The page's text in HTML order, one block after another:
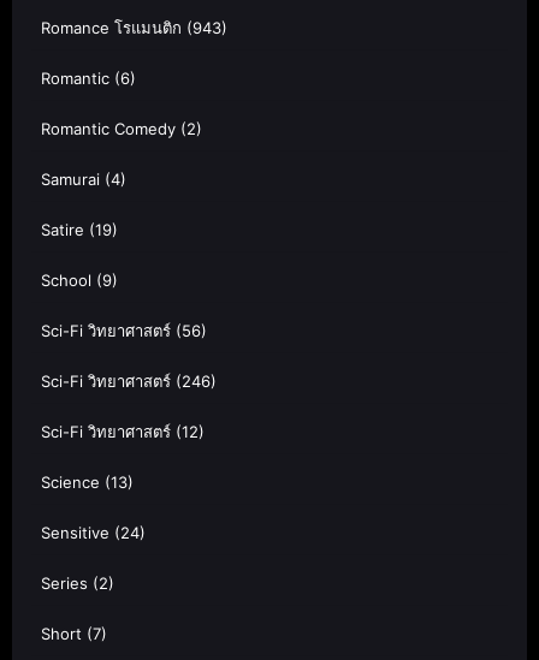
Romance โรแมนติก (943)
Romantic (6)
Romantic Comedy (2)
Samurai (4)
Satire (19)
School (9)
Sci-Fi วิทยาศาสตร์ (56)
Sci-Fi วิทยาศาสตร์ (246)
Sci-Fi วิทยาศาสตร์ (12)
Science (13)
Sensitive (24)
Series (2)
Short (7)